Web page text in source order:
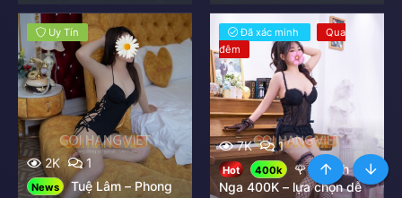
Uy Tín
2K 1
News
Tuệ Lâm – Phong
Đã xác minh
Qua
đêm
7K 1
Hot 400k
🌹 Quỳnh
Nga 400K – lựa chọn dễ